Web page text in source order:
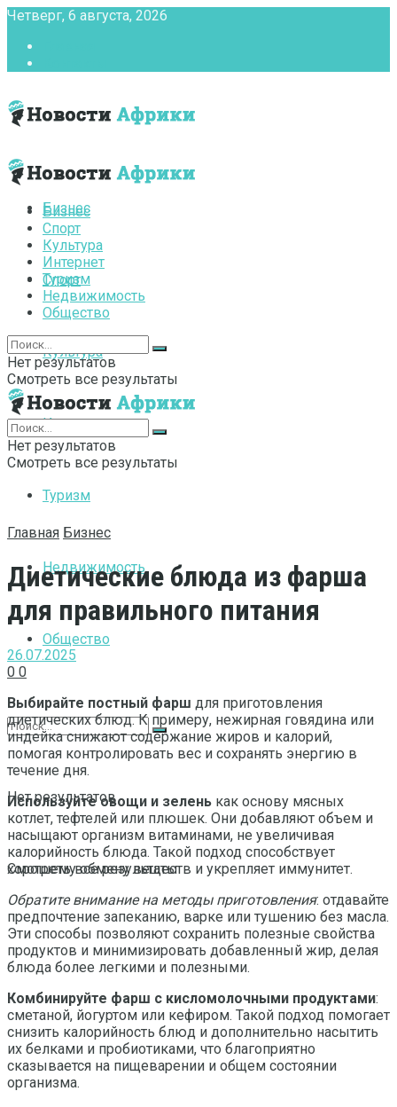
Четверг, 6 августа, 2026
Бизнес
Спорт
Культура
Интернет
Туризм
Недвижимость
Общество
Нет результатов
Смотреть все результаты
Бизнес
Спорт
Культура
Интернет
Туризм
Недвижимость
Общество
Нет результатов
Смотреть все результаты
Нет результатов
Смотреть все результаты
Главная Бизнес
Диетические блюда из фарша
для правильного питания
26.07.2025
0 0
Выбирайте постный фарш для приготовления
диетических блюд. К примеру, нежирная говядина или
индейка снижают содержание жиров и калорий,
помогая контролировать вес и сохранять энергию в
течение дня.
Используйте овощи и зелень как основу мясных
котлет, тефтелей или плюшек. Они добавляют объем и
насыщают организм витаминами, не увеличивая
калорийность блюда. Такой подход способствует
хорошему обмену веществ и укрепляет иммунитет.
Обратите внимание на методы приготовления: отдавайте
предпочтение запеканию, варке или тушению без масла.
Эти способы позволяют сохранить полезные свойства
продуктов и минимизировать добавленный жир, делая
блюда более легкими и полезными.
Комбинируйте фарш с кисломолочными продуктами:
сметаной, йогуртом или кефиром. Такой подход помогает
снизить калорийность блюд и дополнительно насытить
их белками и пробиотиками, что благоприятно
сказывается на пищеварении и общем состоянии
организма.